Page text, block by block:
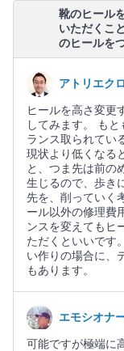
靴のヒール
いただくこ
のヒールを
アトリエク
ヒールを高さ変更
してみます。 も
ランス取られてい
現状より低くなる
と、つま先は前の
生じるので、歩き
先を、削っていく
ール以外の修理費
ンスを変えてもヒ
ただくといいです
い作りの場合に、
もあります。
エモシオナ
可能ですが極端に